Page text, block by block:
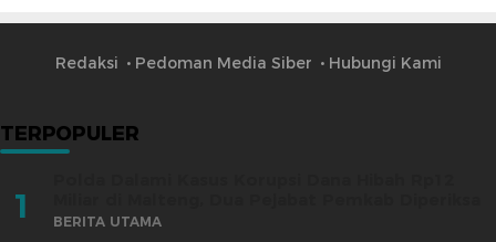
Redaksi Pedoman Media Siber Hubungi Kami
TERPOPULER
1 BERITA UTAMA